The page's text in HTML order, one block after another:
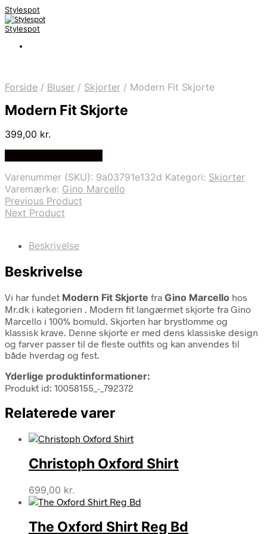
Stylespot
Stylespot
Forside / Bluser / Skjorter / Modern Fit Skjorte
Modern Fit Skjorte
399,00 kr.
Varenummer (SKU): 9a03791e132d Kategori: Skjorter
Varemærke: Gino Marcello
Previous Product
Next Product
Beskrivelse
Beskrivelse
Vi har fundet Modern Fit Skjorte fra Gino Marcello hos
Mr.dk i kategorien . Modern fit langærmet skjorte fra Gino
Marcello i 100% bomuld. Skjorten har brystlomme og
klassisk krave. Denne skjorte er med dens klassiske design
og farver passer til de fleste outfits og kan anvendes til
både hverdag og fest.
Yderlige produktinformationer:
Produkt id: 10058155_-_792372
Relaterede varer
Christoph Oxford Shirt
699,00 kr.
The Oxford Shirt Reg Bd